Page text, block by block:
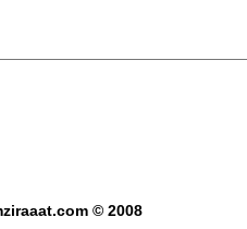
© 2008